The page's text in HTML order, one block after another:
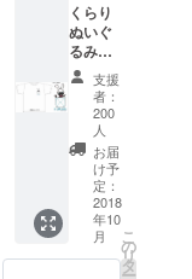
くらり
ぬいぐ
るみ
（１
体） サ
ンクス
カード
１枚
（クラ
ウド
ファン
ディン
グ限定
／シリ
支援
者：
200
人
お届
け予
定：
2018
年10
月
こ
の
リ
タ